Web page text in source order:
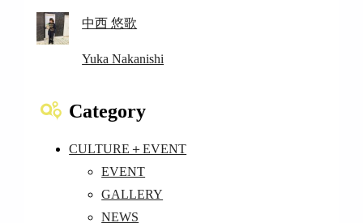
中西 悠歌
Yuka Nakanishi
Category
CULTURE＋EVENT
EVENT
GALLERY
NEWS